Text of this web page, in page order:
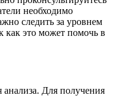
необходимо
следить за уровнем
как это может помочь в
Для получения